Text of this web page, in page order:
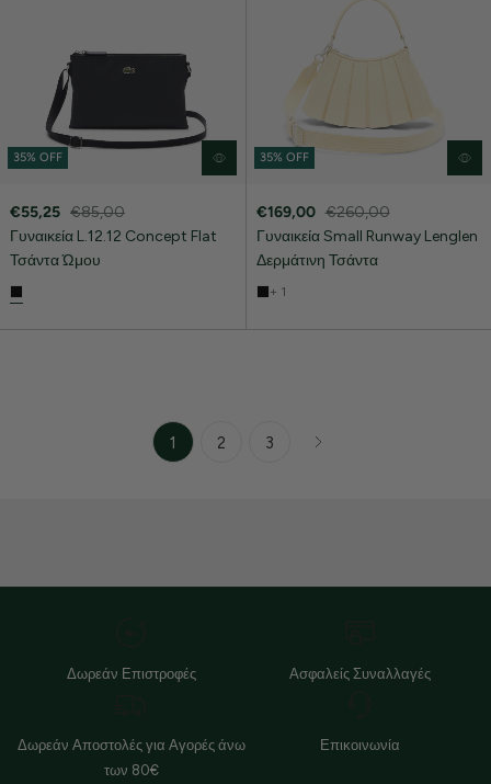
35% OFF
€55,25 €85,00
Γυναικεία L.12.12 Concept Flat
Τσάντα Ώμου
35% OFF
€169,00 €260,00
Γυναικεία Small Runway Lenglen
Δερμάτινη Τσάντα
+ 1
1 2 3
Δωρεάν Επιστροφές Ασφαλείς Συναλλαγές
Δωρεάν Αποστολές για Αγορές άνω
των 80€
Επικοινωνία